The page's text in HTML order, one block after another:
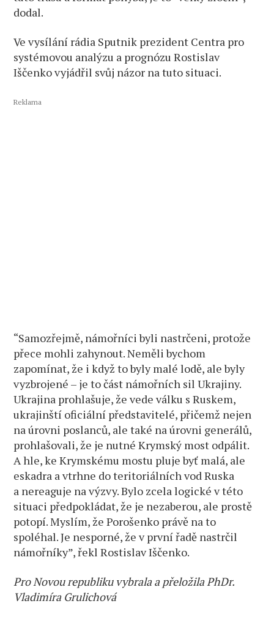
dodal.
Ve vysílání rádia Sputnik prezident Centra pro
systémovou analýzu a prognózu Rostislav
Iščenko vyjádřil svůj názor na tuto situaci.
Reklama
“Samozřejmě, námořníci byli nastrčeni, protože
přece mohli zahynout. Neměli bychom
zapomínat, že i když to byly malé lodě, ale byly
vyzbrojené – je to část námořních sil Ukrajiny.
Ukrajina prohlašuje, že vede válku s Ruskem,
ukrajinští oficiální představitelé, přičemž nejen
na úrovni poslanců, ale také na úrovni generálů,
prohlašovali, že je nutné Krymský most odpálit.
A hle, ke Krymskému mostu pluje byť malá, ale
eskadra a vtrhne do teritoriálních vod Ruska
a nereaguje na výzvy. Bylo zcela logické v této
situaci předpokládat, že je nezaberou, ale prostě
potopí. Myslím, že Porošenko právě na to
spoléhal. Je nesporné, že v první řadě nastrčil
námořníky”, řekl Rostislav Iščenko.
Pro Novou republiku vybrala a přeložila PhDr.
Vladimíra Grulichová